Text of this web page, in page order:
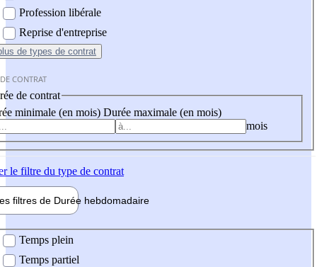
Profession libérale
Reprise d'entreprise
de types de contrat
CONTRAT
de contrat
minimale (en mois) Durée maximale (en mois)
mois
le filtre du type de contrat
filtres de Durée hebdomadaire
Temps plein
Temps partiel